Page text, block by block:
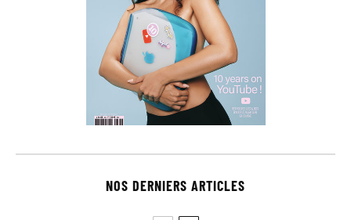
NOS DERNIERS ARTICLES